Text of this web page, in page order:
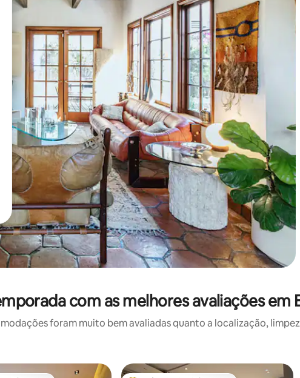
as seta para cima e para baixo do teclado ou tocando e deslizando
com as melhores avaliações em
foram muito bem avaliadas quanto a localização,